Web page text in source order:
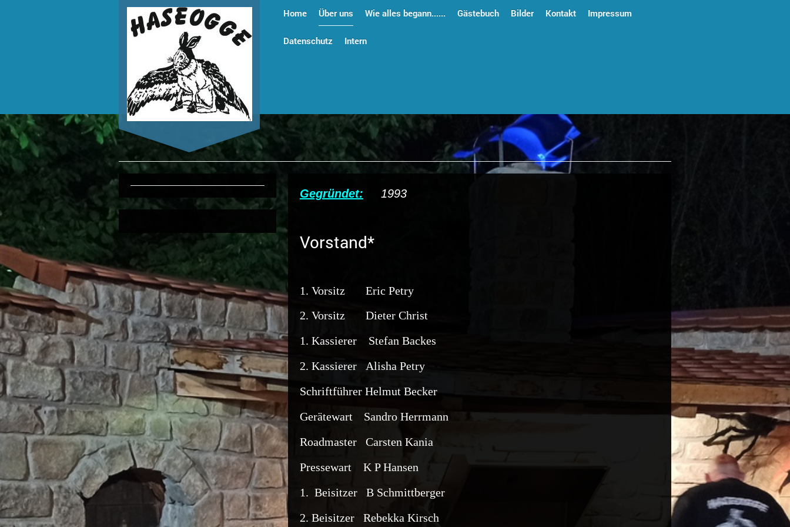
Home Über uns Wie alles begann...... Gästebuch Bilder Kontakt Impressum
Datenschutz Intern
Gegründet: 1993
Vorstand*
1. Vorsitz Eric Petry
2. Vorsitz Dieter Christ
1. Kassierer Stefan Backes
2. Kassierer Alisha Petry
Schriftführer Helmut Becker
Gerätewart
Sandro Herrmann
Roadmaster Carsten Kania
Pressewart K P Hansen
1. Beisitzer B Schmittberger
2. Beisitzer Rebekka Kirsch